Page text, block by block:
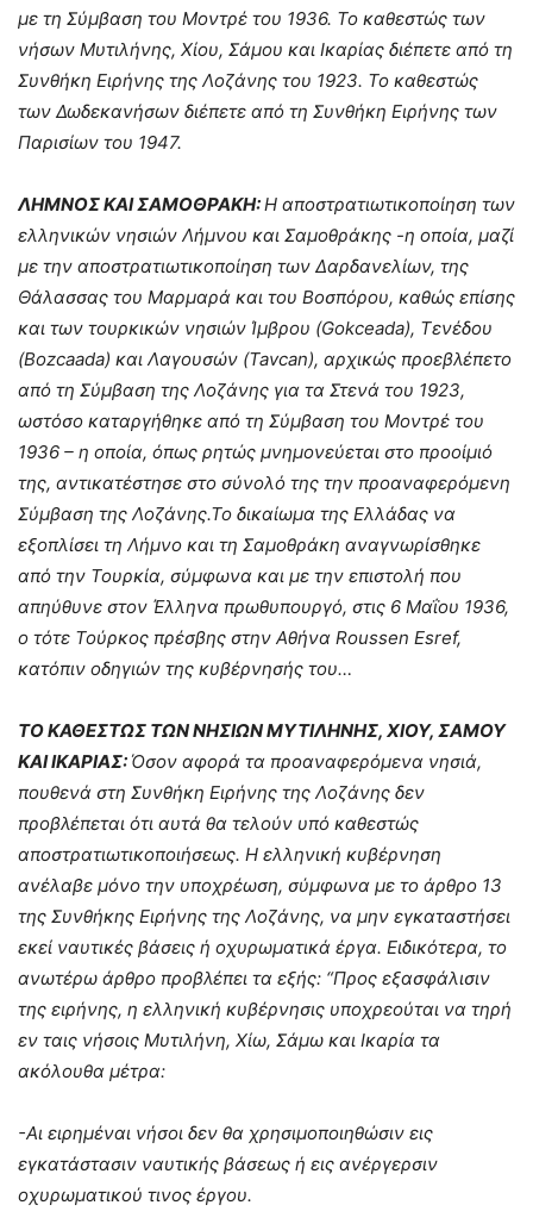
με τη Σύμβαση του Μοντρέ του 1936. Το καθεστώς των
νήσων Μυτιλήνης, Χίου, Σάμου και Ικαρίας διέπετε από τη
Συνθήκη Ειρήνης της Λοζάνης του 1923. Το καθεστώς
των Δωδεκανήσων διέπετε από τη Συνθήκη Ειρήνης των
Παρισίων του 1947.
ΛΗΜΝΟΣ ΚΑΙ ΣΑΜΟΘΡΑΚΗ:Η αποστρατιωτικοποίηση των
ελληνικών νησιών Λήμνου και Σαμοθράκης -η οποία, μαζί
με την αποστρατιωτικοποίηση των Δαρδανελίων, της
Θάλασσας του Μαρμαρά και του Βοσπόρου, καθώς επίσης
και των τουρκικών νησιών Ίμβρου (Gokceada), Τενέδου
(Bozcaada) και Λαγουσών (Tavcan), αρχικώς προεβλέπετο
από τη Σύμβαση της Λοζάνης για τα Στενά του 1923,
ωστόσο καταργήθηκε από τη Σύμβαση του Μοντρέ του
1936 – η οποία, όπως ρητώς μνημονεύεται στο προοίμιό
της, αντικατέστησε στο σύνολό της την προαναφερόμενη
Σύμβαση της Λοζάνης.Το δικαίωμα της Ελλάδας να
εξοπλίσει τη Λήμνο και τη Σαμοθράκη αναγνωρίσθηκε
από την Τουρκία, σύμφωνα και με την επιστολή που
απηύθυνε στον Έλληνα πρωθυπουργό, στις 6 Μαΐου 1936,
ο τότε Τούρκος πρέσβης στην Αθήνα Roussen Esref,
κατόπιν οδηγιών της κυβέρνησής του…
ΤΟ ΚΑΘΕΣΤΩΣ ΤΩΝ ΝΗΣΙΩΝ ΜΥΤΙΛΗΝΗΣ, ΧΙΟΥ, ΣΑΜΟΥ
ΚΑΙ ΙΚΑΡΙΑΣ:Όσον αφορά τα προαναφερόμενα νησιά,
πουθενά στη Συνθήκη Ειρήνης της Λοζάνης δεν
προβλέπεται ότι αυτά θα τελούν υπό καθεστώς
αποστρατιωτικοποιήσεως. Η ελληνική κυβέρνηση
ανέλαβε μόνο την υποχρέωση, σύμφωνα με το άρθρο 13
της Συνθήκης Ειρήνης της Λοζάνης, να μην εγκαταστήσει
εκεί ναυτικές βάσεις ή οχυρωματικά έργα. Ειδικότερα, το
ανωτέρω άρθρο προβλέπει τα εξής: “Προς εξασφάλισιν
της ειρήνης, η ελληνική κυβέρνησις υποχρεούται να τηρή
εν ταις νήσοις Μυτιλήνη, Χίω, Σάμω και Ικαρία τα
ακόλουθα μέτρα:
-Αι ειρημέναι νήσοι δεν θα χρησιμοποιηθώσιν εις
εγκατάστασιν ναυτικής βάσεως ή εις ανέργερσιν
οχυρωματικού τινος έργου.